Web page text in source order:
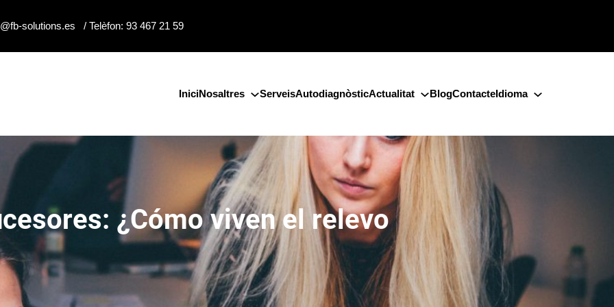
solutions.es / Telèfon: 93 467 21 59
IniciNosaltres ServeisAutodiagnòsticActualitat BlogContacteIdioma
¿Cómo viven el relevo